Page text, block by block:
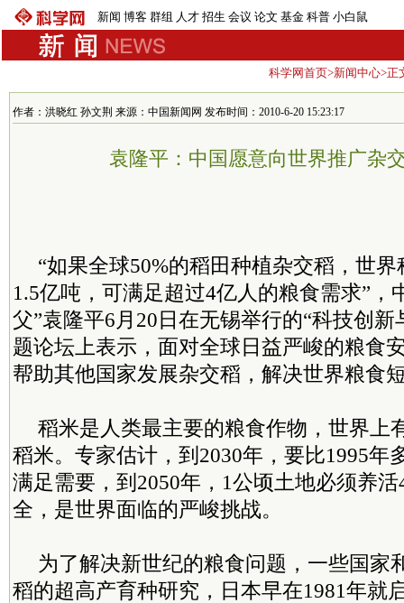
新闻 博客 群组 人才 招生 会议 论文 基金 科普 小白鼠
科学网首页>新闻中心>正
作者：洪晓红 孙文荆 来源：中国新闻网 发布时间：2010-6-20 15:23:17
袁隆平：中国愿意向世界推广杂
“如果全球50%的稻田种植杂交稻，世
1.5亿吨，可满足超过4亿人的粮食需求”，
父”袁隆平6月20日在无锡举行的“科技创新
题论坛上表示，面对全球日益严峻的粮食
帮助其他国家发展杂交稻，解决世界粮食
稻米是人类最主要的粮食作物，世界上
稻米。专家估计，到2030年，要比1995年
满足需要，到2050年，1公顷土地必须养
全，是世界面临的严峻挑战。
为了解决新世纪的粮食问题，一些国家
稻的超高产育种研究，日本早在1981年就